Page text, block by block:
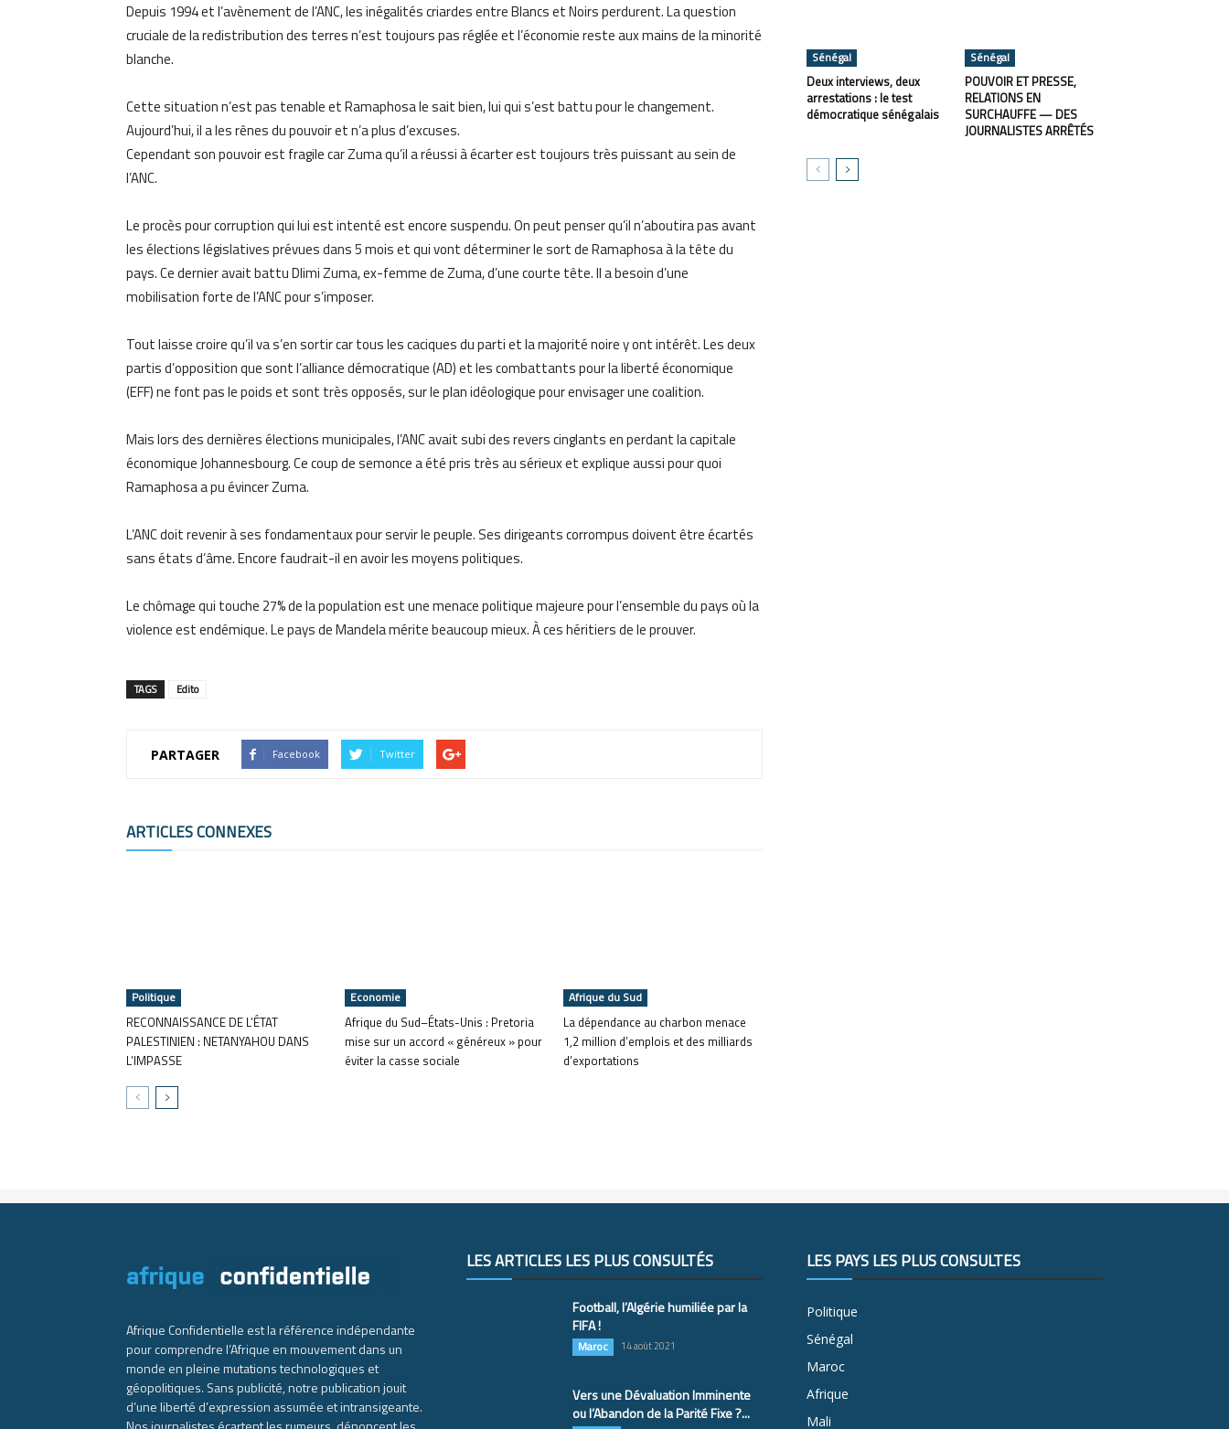
Depuis 1994 et l’avènement de l’ANC, les inégalités criardes entre Blancs et Noirs perdurent. La question
cruciale de la redistribution des terres n’est toujours pas réglée et l’économie reste aux mains de la minorité
blanche.
Cette situation n’est pas tenable et Ramaphosa le sait bien, lui qui s’est battu pour le changement.
Aujourd’hui, il a les rênes du pouvoir et n’a plus d’excuses.
Cependant son pouvoir est fragile car Zuma qu’il a réussi à écarter est toujours très puissant au sein de
l’ANC.
Le procès pour corruption qui lui est intenté est encore suspendu. On peut penser qu’il n’aboutira pas avant
les élections législatives prévues dans 5 mois et qui vont déterminer le sort de Ramaphosa à la tête du
pays. Ce dernier avait battu Dlimi Zuma, ex-femme de Zuma, d’une courte tête. Il a besoin d’une
mobilisation forte de l’ANC pour s’imposer.
Tout laisse croire qu’il va s’en sortir car tous les caciques du parti et la majorité noire y ont intérêt. Les deux
partis d’opposition que sont l’alliance démocratique (AD) et les combattants pour la liberté économique
(EFF) ne font pas le poids et sont très opposés, sur le plan idéologique pour envisager une coalition.
Mais lors des dernières élections municipales, l’ANC avait subi des revers cinglants en perdant la capitale
économique Johannesbourg. Ce coup de semonce a été pris très au sérieux et explique aussi pour quoi
Ramaphosa a pu évincer Zuma.
L’ANC doit revenir à ses fondamentaux pour servir le peuple. Ses dirigeants corrompus doivent être écartés
sans états d’âme. Encore faudrait-il en avoir les moyens politiques.
Le chômage qui touche 27% de la population est une menace politique majeure pour l’ensemble du pays où la
violence est endémique. Le pays de Mandela mérite beaucoup mieux. À ces héritiers de le prouver.
TAGS Edito
PARTAGER Facebook Twitter
ARTICLES CONNEXES
Politique
RECONNAISSANCE DE L’ÉTAT
PALESTINIEN : NETANYAHOU DANS
L’IMPASSE
Economie
Afrique du Sud–États-Unis : Pretoria
mise sur un accord « généreux » pour
éviter la casse sociale
Afrique du Sud
La dépendance au charbon menace
1,2 million d’emplois et des milliards
d’exportations
Sénégal
Deux interviews, deux
arrestations : le test
démocratique sénégalais
Sénégal
POUVOIR ET PRESSE,
RELATIONS EN
SURCHAUFFE — DES
JOURNALISTES ARRÊTÉS
Afrique Confidentielle est la référence indépendante
pour comprendre l’Afrique en mouvement dans un
monde en pleine mutations technologiques et
géopolitiques. Sans publicité, notre publication jouit
d’une liberté d’expression assumée et intransigeante.
LES ARTICLES LES PLUS CONSULTÉS
Football, l’Algérie humiliée par la
FIFA !
Maroc 14 août 2021
Vers une Dévaluation Imminente
ou l’Abandon de la Parité Fixe ?...
LES PAYS LES PLUS CONSULTÉS
Politique
Sénégal
Maroc
Afrique
Mali